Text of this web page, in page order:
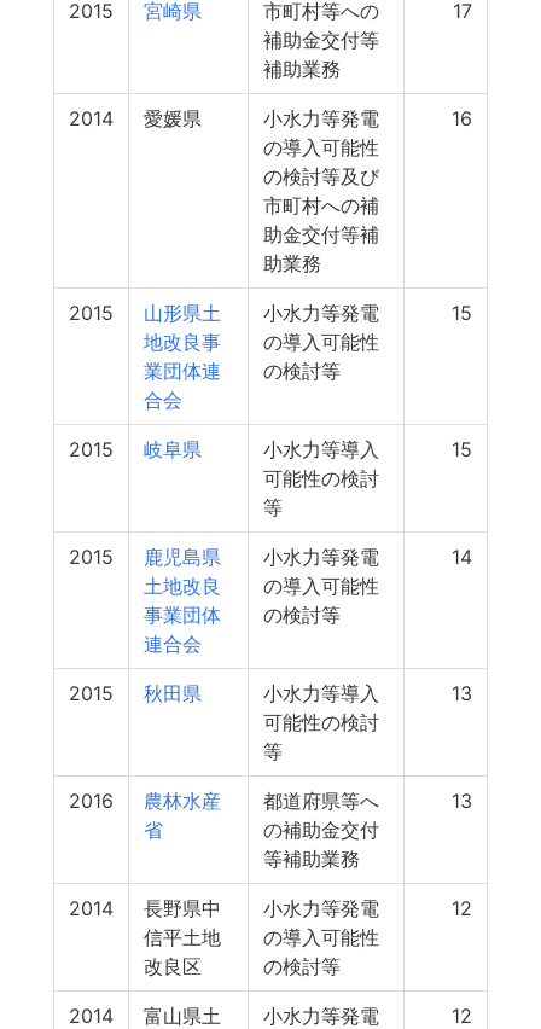
2015 宮崎県
市町村等への
補助金交付等
補助業務
17
2014 愛媛県
小水力等発電
の導入可能性
の検討等及び
市町村への補
助金交付等補
助業務
16
2015
山形県土
地改良事
業団体連
合会
小水力等発電
の導入可能性
の検討等
15
2015 岐阜県
小水力等導入
可能性の検討
等
15
2015
鹿児島県
土地改良
事業団体
連合会
小水力等発電
の導入可能性
の検討等
14
2015 秋田県
小水力等導入
可能性の検討
等
13
2016
農林水産
省
都道府県等へ
の補助金交付
等補助業務
13
2014
長野県中
信平土地
改良区
小水力等発電
の導入可能性
の検討等
12
2014
富山県土
小水力等発電
12